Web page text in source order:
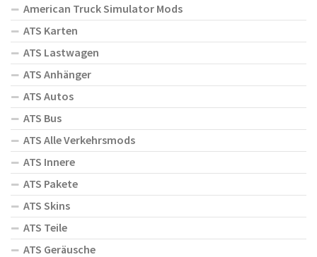
American Truck Simulator Mods
ATS Karten
ATS Lastwagen
ATS Anhänger
ATS Autos
ATS Bus
ATS Alle Verkehrsmods
ATS Innere
ATS Pakete
ATS Skins
ATS Teile
ATS Geräusche